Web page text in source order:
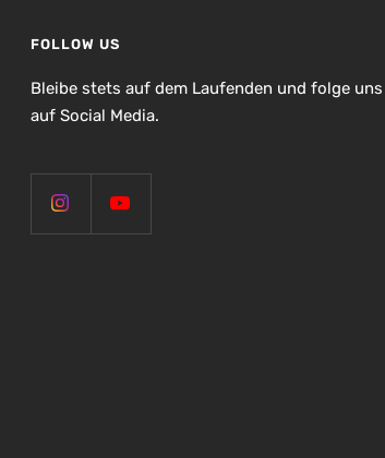
FOLLOW US
Bleibe stets auf dem Laufenden und folge uns
auf Social Media.